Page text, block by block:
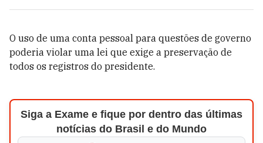
O uso de uma conta pessoal para questões de governo
poderia violar uma lei que exige a preservação de
todos os registros do presidente.
Siga a Exame e fique por dentro das últimas
notícias do Brasil e do Mundo